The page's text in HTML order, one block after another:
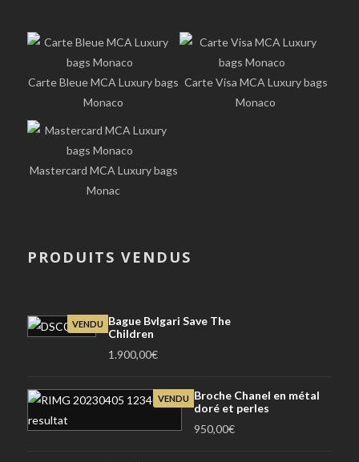
Carte Bleue MCA Luxury bags
Monaco
Carte Visa MCA Luxury bags
Monaco
Mastercard MCA Luxury bags
Monac
PRODUITS VENDUS
VENDU
Bague Bvlgari Save The
Children
1.900,00€
VENDU
Broche Chanel en métal
doré et perles
950,00€